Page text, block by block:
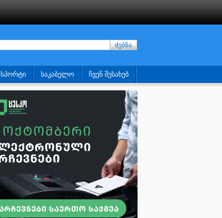
ძებნა
ᲡᲞᲝᲠᲢᲘ ᲡᲐᲙᲐᲑᲔᲚᲝ ᲩᲕᲔᲜ ᲨᲔᲡᲐᲮᲔᲑ